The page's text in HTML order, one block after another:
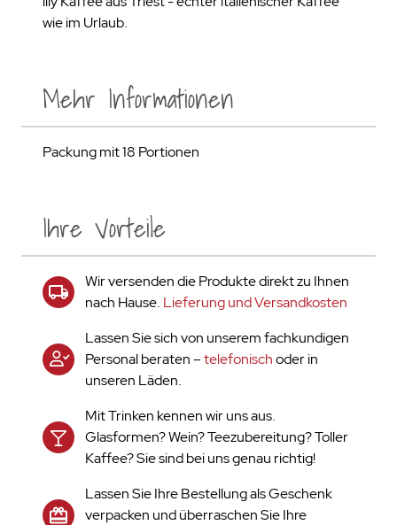
wie im Urlaub.
Ihre Vorteile
Wir versenden die Produkte direkt zu Ihnen
nach Hause. Lieferung und Versandkosten
Lassen Sie sich von unserem fachkundigen
Personal beraten –telefonischoder in
unseren Läden.
Mit Trinken kennen wir uns aus.
Glasformen? Wein? Teezubereitung? Toller
Kaffee? Sie sind bei uns genau richtig!
Lassen Sie Ihre Bestellung als Geschenk
verpacken und überraschen Sie Ihre
Mehr Informationen
Packung mit 18 Portionen